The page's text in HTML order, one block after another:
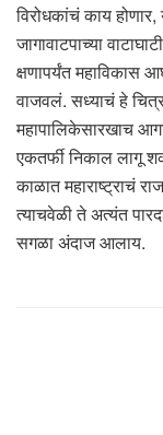
विरोधकांचं काय
जागावाटपाच्या
क्षणापर्यंत
वाजवलं. सध्याचं हे
महापालिकेसारखाच
एकतर्फी निकाल लागू
काळात महाराष्ट्राचं
त्याचवेळी ते अत्यंत
सगळा अंदाज आलाय.